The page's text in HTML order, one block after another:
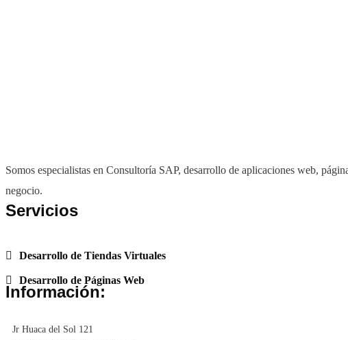
Somos especialistas en Consultoría SAP, desarrollo de aplicaciones web,
negocio.
Servicios
Desarrollo de Tiendas Virtuales
Desarrollo de Páginas Web
Información:
Jr Huaca del Sol 121